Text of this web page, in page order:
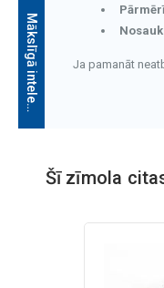
M
ā
k
s
l
ī
g
ā
i
n
t
e
l
e
k
t
a
a
p
r
a
k
s
t
s Ja pamanāt
Šī zīmola